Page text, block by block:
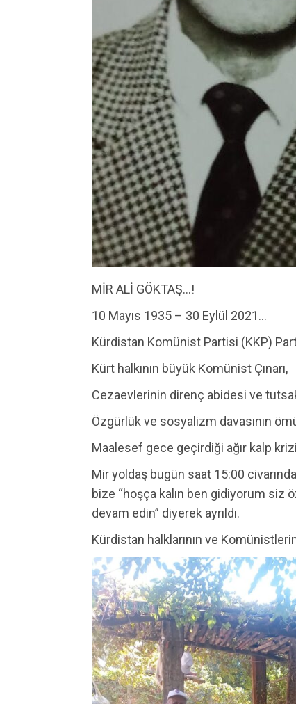
MİR ALİ GÖKTAŞ…!
10 Mayıs 1935 – 30 Eylül 2021…
Kürdistan Komünist Partisi (KKP)
Kürt halkının büyük Komünist Çınarı,
Cezaevlerinin direnç abidesi ve tutsak
Özgürlük ve sosyalizm davasının
Maalesef gece geçirdiği ağır kalp
Mir yoldaş bugün saat 15:00
bize “hoşça kalın ben gidiyorum
devam edin” diyerek ayrıldı.
Kürdistan halklarının ve